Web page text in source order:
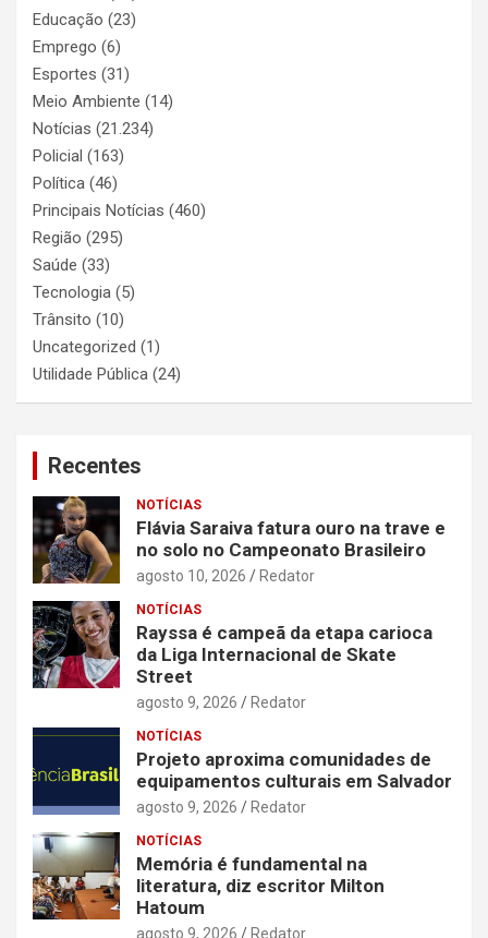
Educação (23)
Emprego (6)
Esportes (31)
Meio Ambiente (14)
Notícias (21.234)
Policial (163)
Política (46)
Principais Notícias (460)
Região (295)
Saúde (33)
Tecnologia (5)
Trânsito (10)
Uncategorized (1)
Utilidade Pública (24)
Recentes
NOTÍCIAS
Flávia Saraiva fatura ouro na trave e
no solo no Campeonato Brasileiro
agosto 10, 2026 Redator
NOTÍCIAS
Rayssa é campeã da etapa carioca
da Liga Internacional de Skate
Street
agosto 9, 2026 Redator
NOTÍCIAS
Projeto aproxima comunidades de
equipamentos culturais em Salvador
agosto 9, 2026 Redator
NOTÍCIAS
Memória é fundamental na
literatura, diz escritor Milton
Hatoum
agosto 9, 2026 Redator